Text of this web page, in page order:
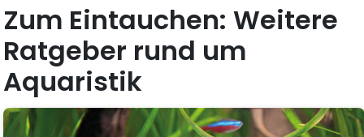
Zum Eintauchen: Weitere
Ratgeber rund um
Aquaristik